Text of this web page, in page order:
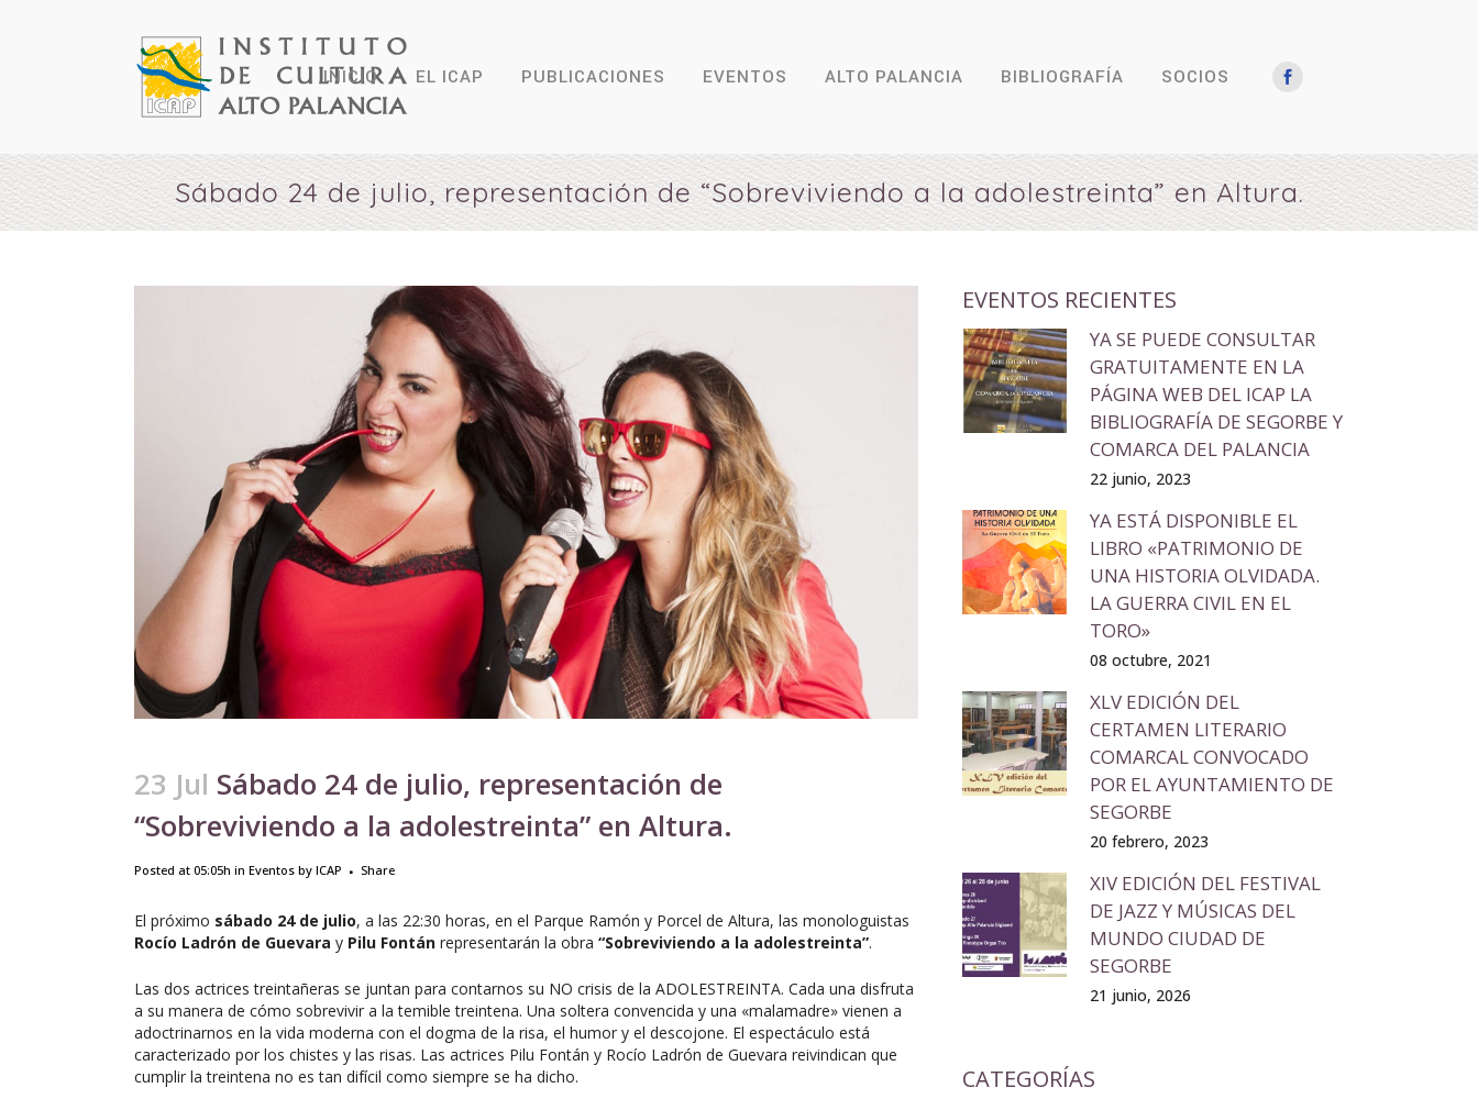
INICIO EL ICAP PUBLICACIONES EVENTOS ALTO PALANCIA BIBLIOGRAFÍA SOCIOS
Sábado 24 de julio, representación de “Sobreviviendo a la adolestreinta” en Altura.
23 Jul Sábado 24 de julio, representación de
“Sobreviviendo a la adolestreinta” en Altura.
Posted at 05:05h in Eventos by ICAP Share
El próximo sábado 24 de julio, a las 22:30 horas, en el Parque Ramón y Porcel de Altura, las monologuistas
Rocío Ladrón de Guevara y Pilu Fontán representarán la obra “Sobreviviendo a la adolestreinta”.
Las dos actrices treintañeras se juntan para contarnos su NO crisis de la ADOLESTREINTA. Cada una disfruta
a su manera de cómo sobrevivir a la temible treintena. Una soltera convencida y una «malamadre» vienen a
adoctrinarnos en la vida moderna con el dogma de la risa, el humor y el descojone. El espectáculo está
caracterizado por los chistes y las risas. Las actrices Pilu Fontán y Rocío Ladrón de Guevara reivindican que
cumplir la treintena no es tan difícil como siempre se ha dicho.
EVENTOS RECIENTES
YA SE PUEDE CONSULTAR
GRATUITAMENTE EN LA
PÁGINA WEB DEL ICAP LA
BIBLIOGRAFÍA DE SEGORBE Y
COMARCA DEL PALANCIA
22 junio, 2023
YA ESTÁ DISPONIBLE EL
LIBRO «PATRIMONIO DE
UNA HISTORIA OLVIDADA.
LA GUERRA CIVIL EN EL
TORO»
08 octubre, 2021
XLV EDICIÓN DEL
CERTAMEN LITERARIO
COMARCAL CONVOCADO
POR EL AYUNTAMIENTO DE
SEGORBE
20 febrero, 2023
XIV EDICIÓN DEL FESTIVAL
DE JAZZ Y MÚSICAS DEL
MUNDO CIUDAD DE
SEGORBE
21 junio, 2026
CATEGORÍAS